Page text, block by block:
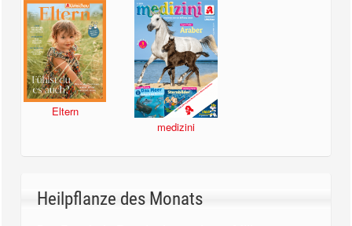
Eltern
medizini
Heilpflanze des Monats